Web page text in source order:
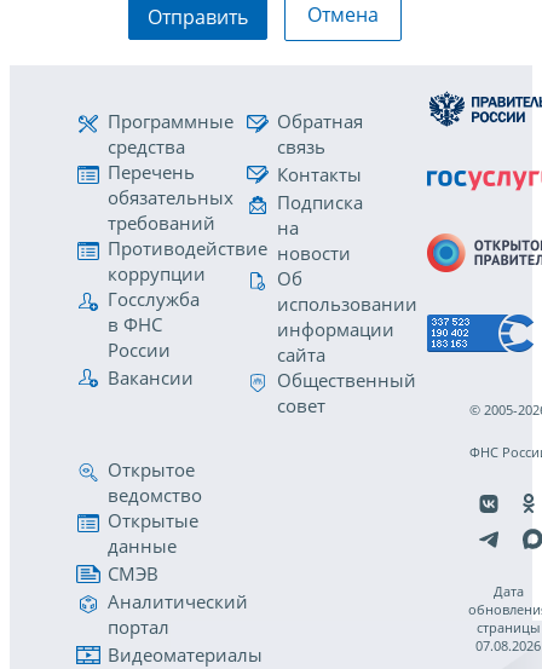
Отправить Отмена
Программные
средства
Перечень
обязательных
требований
Противодействие
коррупции
Госслужба
в ФНС
России
Вакансии
Обратная
связь
Контакты
Подписка
на
новости
Об
использовании
информации
сайта
Общественный
совет
Открытое
ведомство
Открытые
данные
СМЭВ
Аналитический
портал
Видеоматериалы
© 2005-
ФНС
Дата
страницы
07.08.2026